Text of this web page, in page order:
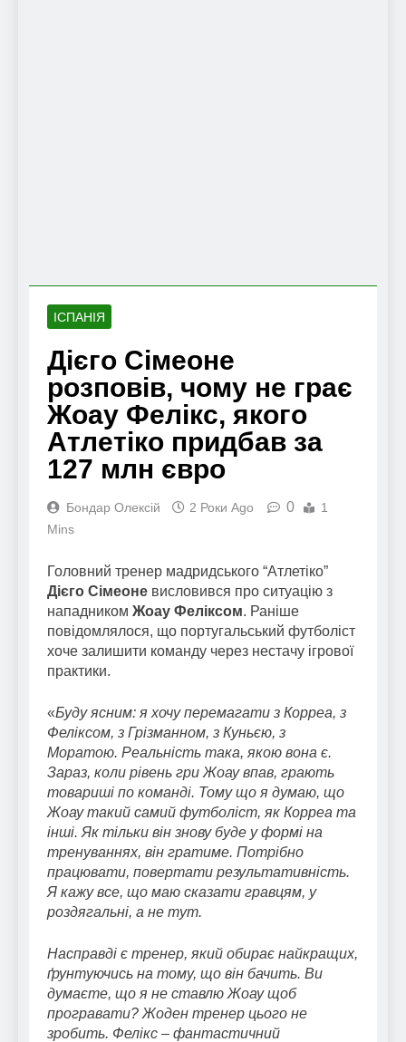
ІСПАНІЯ
Дієго Сімеоне
розповів, чому не грає
Жоау Фелікс, якого
Атлетіко придбав за
127 млн євро
Бондар Олексій 2 Роки Ago 0
1
Mins
Головний тренер мадридського “Атлетіко”
Дієго Сімеоне висловився про ситуацію з
нападником Жоау Феліксом. Раніше
повідомлялося, що португальський футболіст
хоче залишити команду через нестачу ігрової
практики.
«Буду ясним: я хочу перемагати з Корреа, з
Феліксом, з Грізманном, з Куньєю, з
Моратою. Реальність така, якою вона є.
Зараз, коли рівень гри Жоау впав, грають
товариші по команді. Тому що я думаю, що
Жоау такий самий футболіст, як Корреа та
інші. Як тільки він знову буде у формі на
тренуваннях, він гратиме. Потрібно
працювати, повертати результативність.
Я кажу все, що маю сказати гравцям, у
роздягальні, а не тут.
Насправді є тренер, який обирає найкращих,
ґрунтуючись на тому, що він бачить. Ви
думаєте, що я не ставлю Жоау щоб
програвати? Жоден тренер цього не
зробить. Фелікс – фантастичний